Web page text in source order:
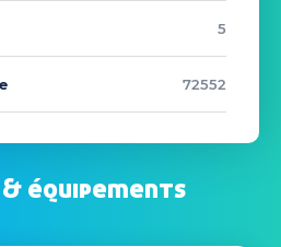
5
72552
équipements